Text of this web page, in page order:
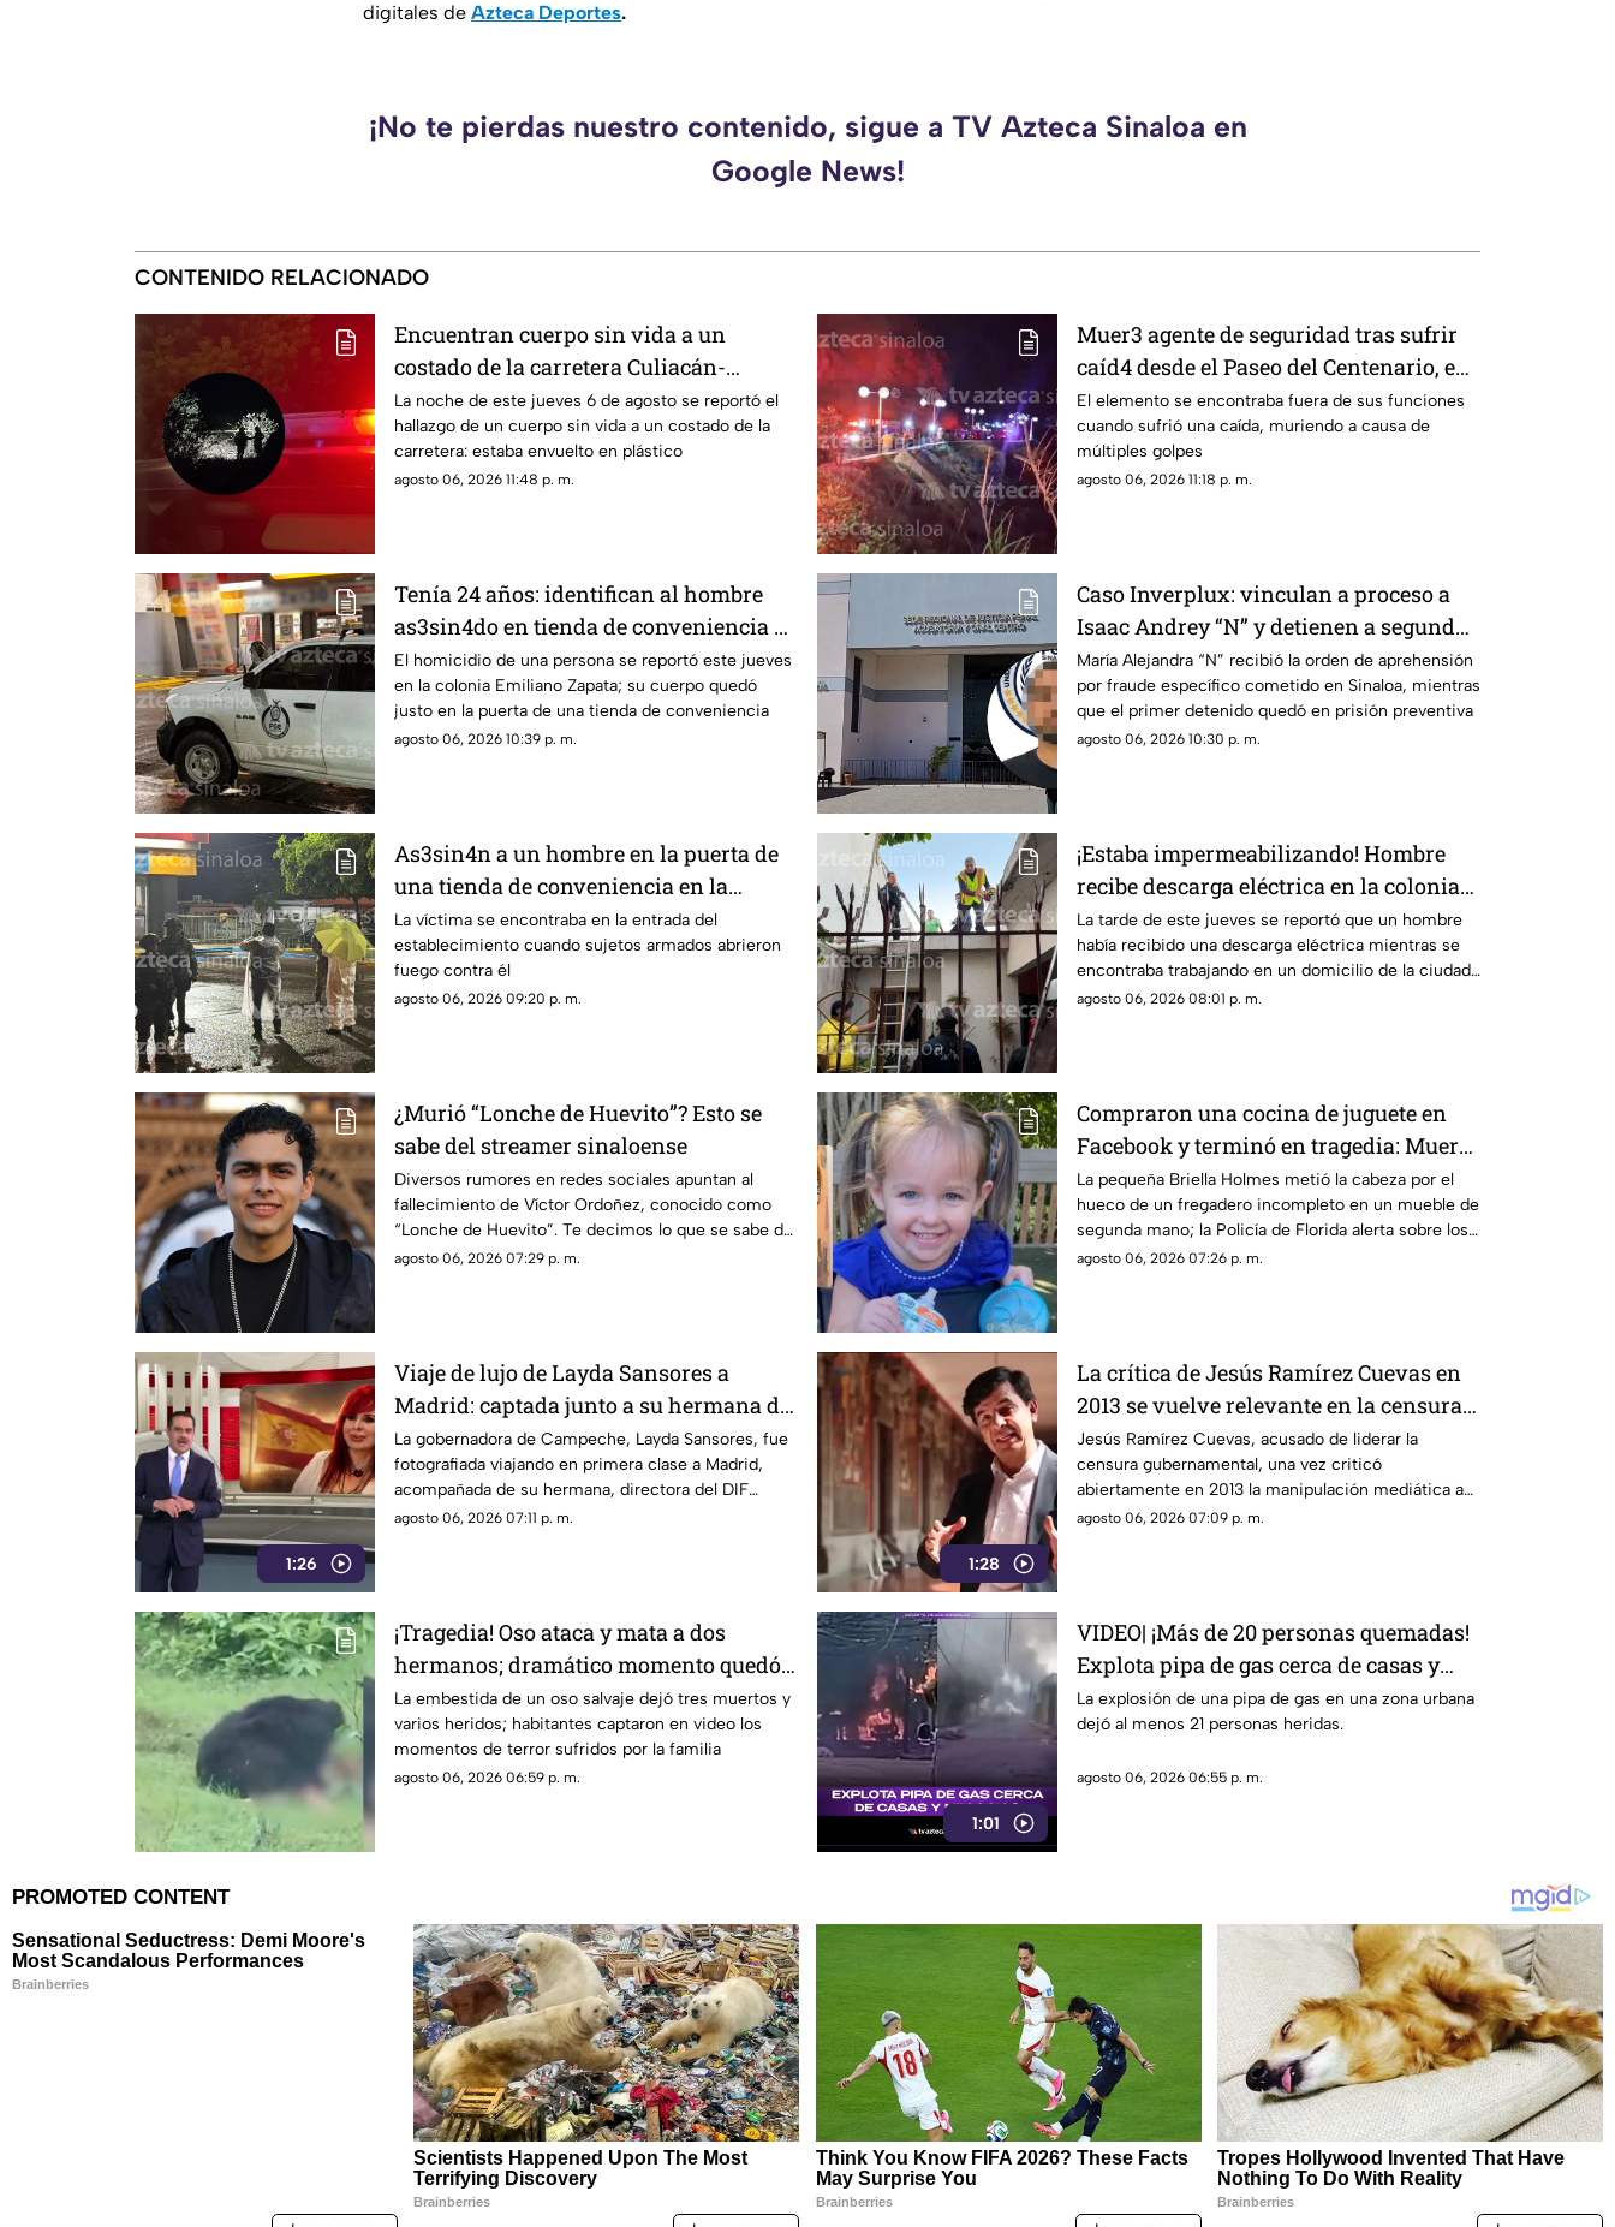
digitales de Azteca Deportes.
¡No te pierdas nuestro contenido, sigue a TV Azteca Sinaloa en
Google News!
CONTENIDO RELACIONADO
Encuentran cuerpo sin vida a un
costado de la carretera Culiacán-
Eldorado, en Costa Rica
La noche de este jueves 6 de agosto se reportó el
hallazgo de un cuerpo sin vida a un costado de la
carretera: estaba envuelto en plástico
agosto 06, 2026 11:48 p. m.
Muer3 agente de seguridad tras sufrir
caíd4 desde el Paseo del Centenario, en
Mazatlán
El elemento se encontraba fuera de sus funciones
cuando sufrió una caída, muriendo a causa de
múltiples golpes
agosto 06, 2026 11:18 p. m.
Tenía 24 años: identifican al hombre
as3sin4do en tienda de conveniencia al
sur de Culiacán
El homicidio de una persona se reportó este jueves
en la colonia Emiliano Zapata; su cuerpo quedó
justo en la puerta de una tienda de conveniencia
agosto 06, 2026 10:39 p. m.
Caso Inverplux: vinculan a proceso a
Isaac Andrey “N” y detienen a segunda
implicada en megafraude
María Alejandra “N” recibió la orden de aprehensión
por fraude específico cometido en Sinaloa, mientras
que el primer detenido quedó en prisión preventiva
agosto 06, 2026 10:30 p. m.
As3sin4n a un hombre en la puerta de
una tienda de conveniencia en la
Emiliano Zapata, Culiacán
La víctima se encontraba en la entrada del
establecimiento cuando sujetos armados abrieron
fuego contra él
agosto 06, 2026 09:20 p. m.
¡Estaba impermeabilizando! Hombre
recibe descarga eléctrica en la colonia
Álamos Uno, en Los Mochis
La tarde de este jueves se reportó que un hombre
había recibido una descarga eléctrica mientras se
encontraba trabajando en un domicilio de la ciudad
de Los Mochis
agosto 06, 2026 08:01 p. m.
¿Murió “Lonche de Huevito”? Esto se
sabe del streamer sinaloense
Diversos rumores en redes sociales apuntan al
fallecimiento de Víctor Ordoñez, conocido como
“Lonche de Huevito”. Te decimos lo que se sabe del
streamer
agosto 06, 2026 07:29 p. m.
Compraron una cocina de juguete en
Facebook y terminó en tragedia: Muere
niña de 3 años atrapada en el mueble
La pequeña Briella Holmes metió la cabeza por el
hueco de un fregadero incompleto en un mueble de
segunda mano; la Policía de Florida alerta sobre los
riesgos de artículos infantiles usados
agosto 06, 2026 07:26 p. m.
1:26
Viaje de lujo de Layda Sansores a
Madrid: captada junto a su hermana del
DIF estatal
La gobernadora de Campeche, Layda Sansores, fue
fotografiada viajando en primera clase a Madrid,
acompañada de su hermana, directora del DIF
estatal
agosto 06, 2026 07:11 p. m.
1:28
La crítica de Jesús Ramírez Cuevas en
2013 se vuelve relevante en la censura
actual
Jesús Ramírez Cuevas, acusado de liderar la
censura gubernamental, una vez criticó
abiertamente en 2013 la manipulación mediática a
través de publicidad oficial
agosto 06, 2026 07:09 p. m.
¡Tragedia! Oso ataca y mata a dos
hermanos; dramático momento quedó
grabado en VIDEO
La embestida de un oso salvaje dejó tres muertos y
varios heridos; habitantes captaron en video los
momentos de terror sufridos por la familia
agosto 06, 2026 06:59 p. m.
1:01
VIDEO| ¡Más de 20 personas quemadas!
Explota pipa de gas cerca de casas y
negocios
La explosión de una pipa de gas en una zona urbana
dejó al menos 21 personas heridas.
agosto 06, 2026 06:55 p. m.